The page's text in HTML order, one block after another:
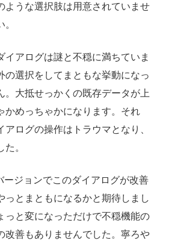
ような選択肢は用意されていませ
イアログは謎と不穏に満ちていま
の選択をしてまともな挙動になっ
。大抵せっかくの既存データが上
かめっちゃかになります。それ
アログの操作はトラウマとなり、
。
ージョンでこのダイアログが改善
っとまともになるかと期待しまし
っと変になっただけで不穏機能の
改善もありませんでした。寧ろや